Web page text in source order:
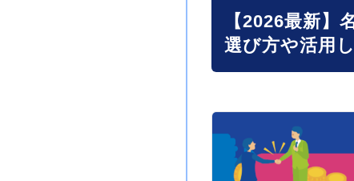
【2026最新
選び方や活用